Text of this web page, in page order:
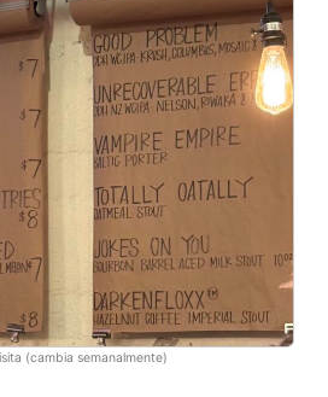
(cambia semanalmente)